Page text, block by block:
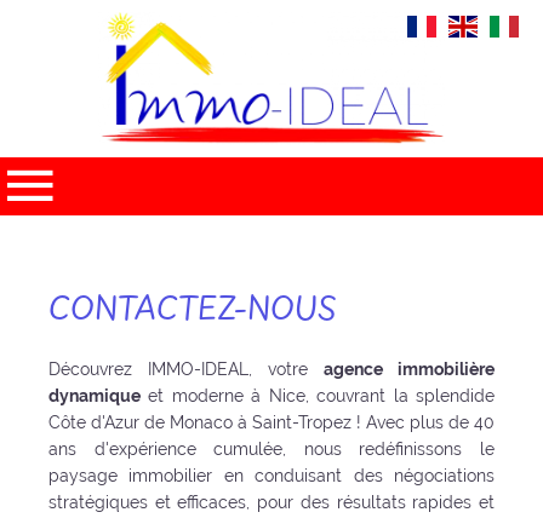
CONTACTEZ-NOUS
Découvrez IMMO-IDEAL, votre agence immobilière
dynamique et moderne à Nice, couvrant la splendide
Côte d'Azur de Monaco à Saint-Tropez ! Avec plus de 40
ans d'expérience cumulée, nous redéfinissons le
paysage immobilier en conduisant des négociations
stratégiques et efficaces, pour des résultats rapides et